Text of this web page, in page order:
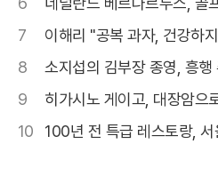
7
이해리 "공복 과자, 건강하
8
소지섭의 김부장 종영, 흥
9
히가시노 게이고, 대장암으
10
100년 전 특급 레스토랑,